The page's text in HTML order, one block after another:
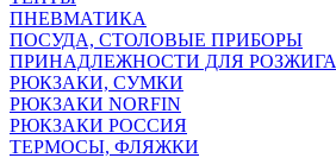
ПНЕВМАТИКА
ПОСУДА, СТОЛОВЫЕ ПРИБОРЫ
ПРИНАДЛЕЖНОСТИ ДЛЯ РОЗЖИГА
РЮКЗАКИ, СУМКИ
РЮКЗАКИ NORFIN
РЮКЗАКИ РОССИЯ
ТЕРМОСЫ, ФЛЯЖКИ